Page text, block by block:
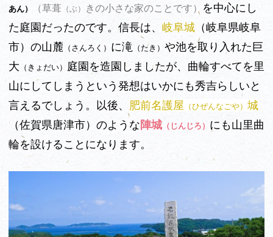
あん）
（草葺 （ぶ） きの小さな家のことです）
を中心にし
た庭園だったのです。信長は、 岐阜城 （岐阜県岐阜
市） の山麓 （さんろく） に滝 （たき） や池を取り入れた巨
大 （きょだい）
庭園を造園しましたが、曲輪すべてを里
山にしてしまうという発想はいかにも秀吉らしいと
言えるでしょう。以後、 肥前名護屋 （ひぜんなごや） 城
（佐賀県唐津市）のような陣城 （じんじろ） にも山里曲
輪を設けることになります。